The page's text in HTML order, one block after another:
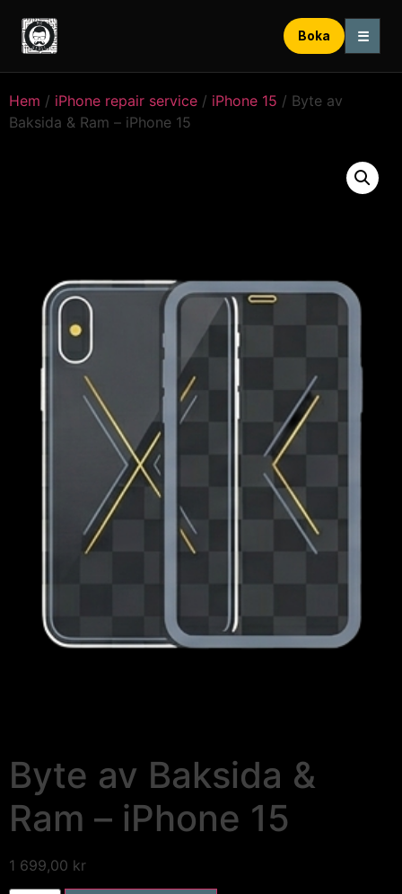
Boka ☰
Hem / iPhone repair service / iPhone 15 / Byte av
Baksida & Ram – iPhone 15
Byte av Baksida &
Ram – iPhone 15
1 699,00 kr